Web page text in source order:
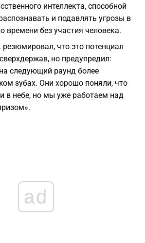
интеллекта, способной
и подавлять угрозы в
времени без участия человека.
что это потенциал
но предупредил:
следующий раунд более
зубах. Они хорошо поняли, что
в небе, но мы уже работаем над
ad